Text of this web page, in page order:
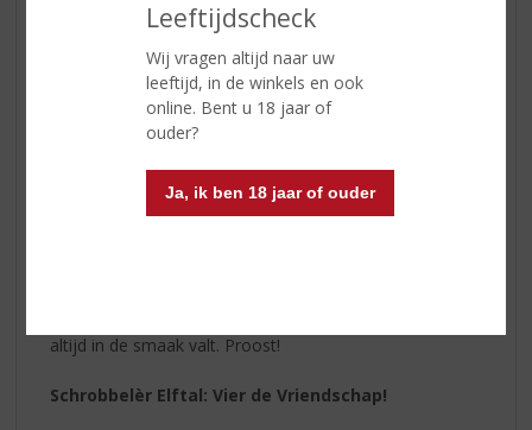
Leeftijdscheck
Wij vragen altijd naar uw
leeftijd, in de winkels en ook
online. Bent u 18 jaar of
ouder?
Ja, ik ben 18 jaar of ouder
Schrobbelèr Kleintje Tray
Voor liefhebbers van Schrobbelèr die graag een kleinere
hoeveelheid willen hebben, is er deSchrobbelèr Kleintje
traybevat 11 flesjes van elk 2 cl, ideaal voor
proeverijen of om te delen met vrienden tijdens een
gezellig samenzijn. Het is een handige manier om van
deze heerlijke likeur te genieten zonder meteen een
grote fles te hoeven openen.
altijd in de smaak valt. Proost!
Schrobbelèr Elftal: Vier de Vriendschap!